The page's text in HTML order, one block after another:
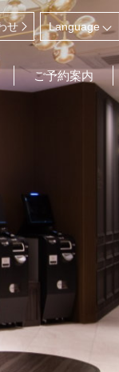
せ
ご予約案内